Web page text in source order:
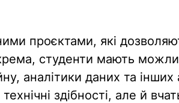
проєктами, які
студенти мають
аналітики даних та інших
здібності, але й